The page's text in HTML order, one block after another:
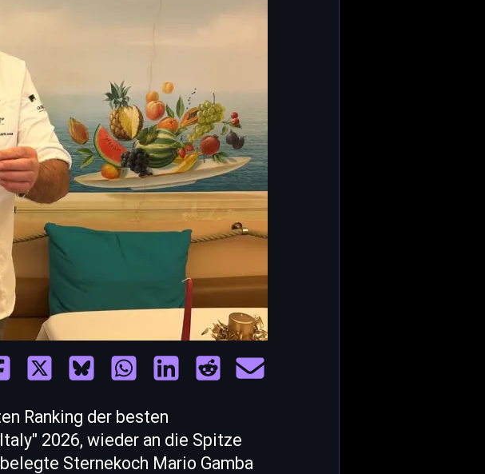
Ranking der besten
2026, wieder an die Spitze
Sternekoch Mario Gamba